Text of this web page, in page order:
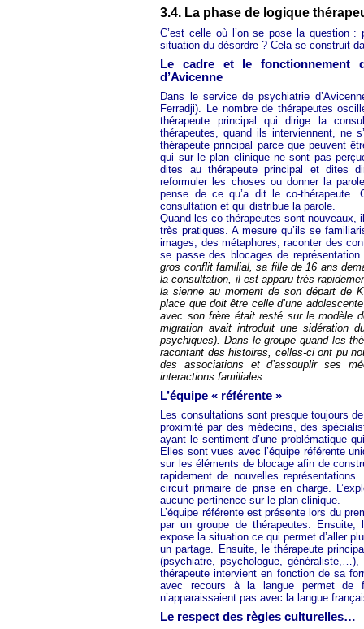
3.4. La phase de logique
C’est celle où l’on se pose la question
situation du désordre ? Cela se construit
Le cadre et le fonctionnement
d’Avicenne
Dans le service de psychiatrie
Ferradji). Le nombre de thérapeutes
thérapeute principal qui dirige la
thérapeutes, quand ils interviennent, ne
thérapeute principal parce que peuvent
qui sur le plan clinique ne sont pas
dites au thérapeute principal et dites
reformuler les choses ou donner la
pense de ce qu’a dit le co-thérapeute.
consultation et qui distribue la parole.
Quand les co-thérapeutes sont nouveaux,
très pratiques. A mesure qu’ils se
images, des métaphores, raconter des
se passe des blocages de
gros conflit familial, sa fille de 16 ans
la consultation, il est apparu très
la sienne au moment de son départ de
place que doit être celle d’une
avec son frère était resté sur le modèle
migration avait introduit une sidération
psychiques). Dans le groupe quand les
racontant des histoires, celles-ci ont pu
des associations et d’assouplir ses
interactions familiales.
L’équipe « référente »
Les consultations sont presque toujours
proximité par des médecins, des
ayant le sentiment d’une problématique
Elles sont vues avec l’équipe référente
sur les éléments de blocage afin de
rapidement de nouvelles
circuit primaire de prise en charge.
aucune pertinence sur le plan clinique.
L’équipe référente est présente lors du
par un groupe de thérapeutes. Ensuite,
expose la situation ce qui permet d’aller
un partage. Ensuite, le thérapeute
(psychiatre, psychologue,
thérapeute intervient en fonction de sa
avec recours à la langue permet de
n’apparaissaient pas avec la langue
Le respect des règles culturelles…